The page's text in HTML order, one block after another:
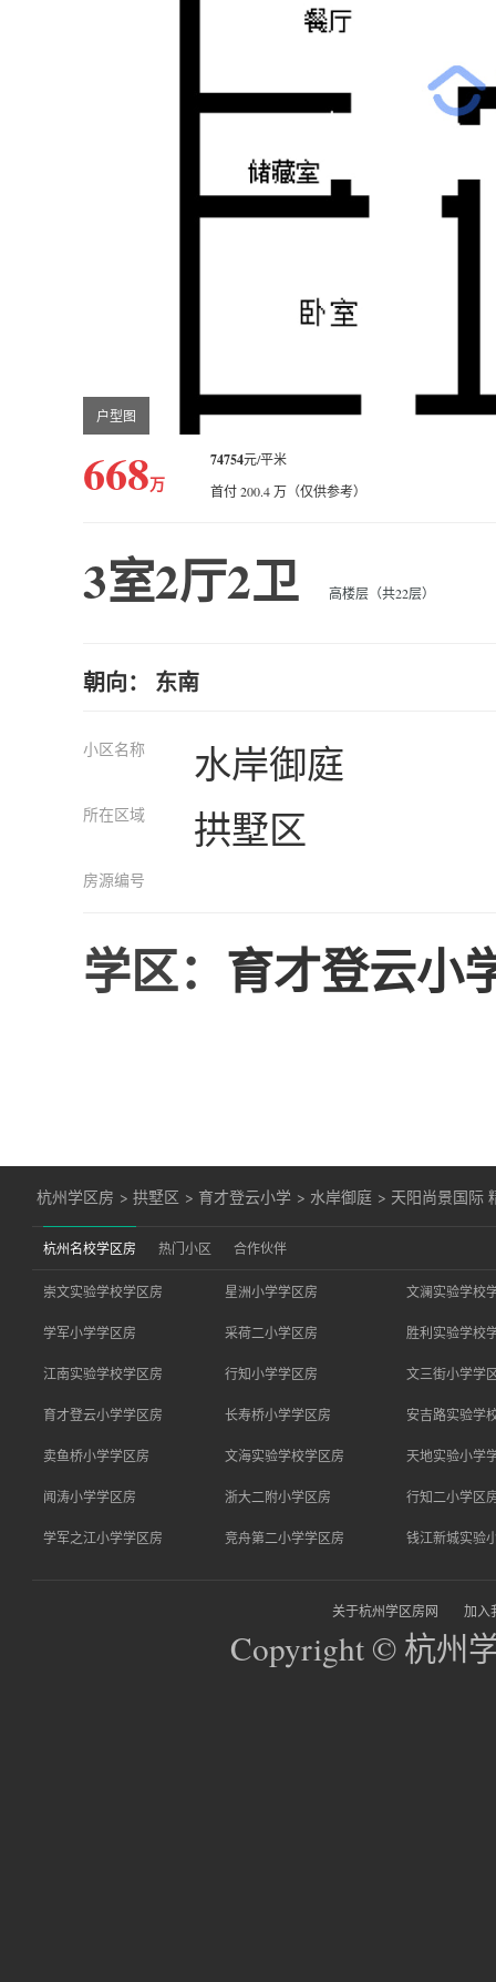
户型图
668万
74754元/平米
首付 200.4 万（仅供参考）
3室2厅2卫 高楼层（共22层）
朝向： 东南
小区名称 水岸御庭
所在区域 拱墅区
房源编号
学区： 育才登云小
杭州学区房 >拱墅区 > 育才登云小学 >水岸御庭 > 天阳尚景国际
杭州名校学区房 热门小区 合作伙伴
崇文实验学校学区房 星洲小学学区房 文澜实验学校
学军小学学区房 采荷二小学区房 胜利实验学校
江南实验学校学区房 行知小学学区房 文三街小学学
育才登云小学学区房 长寿桥小学学区房 安吉路实验学
卖鱼桥小学学区房 文海实验学校学区房 天地实验小学
闻涛小学学区房 浙大二附小学区房 行知二小学区
学军之江小学学区房 竞舟第二小学学区房 钱江新城实验
关于杭州学区房网 加入
Copyright © 杭州